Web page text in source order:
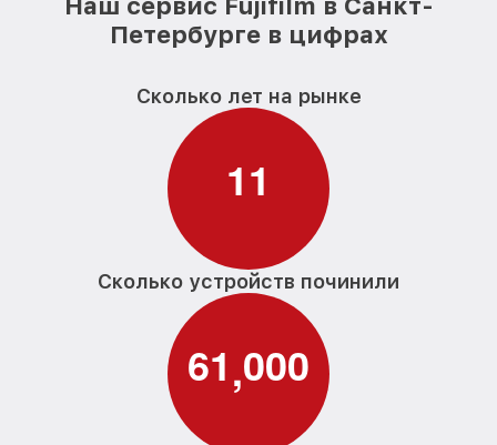
Петербурге в цифрах
Сколько лет на рынке
11
Сколько устройств починили
61,000